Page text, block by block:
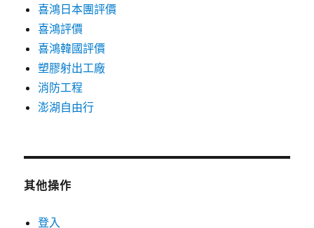
喜鴻日本團評價
喜鴻評價
喜鴻韓國評價
塑膠射出工廠
消防工程
澎湖自由行
其他操作
登入